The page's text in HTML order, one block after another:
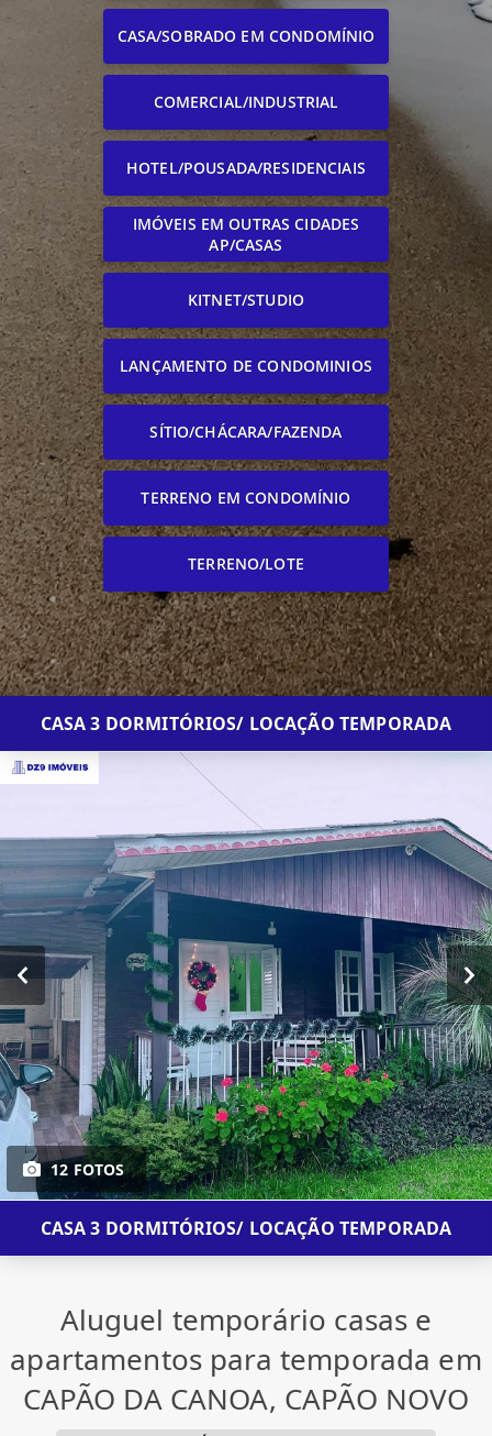
CASA/SOBRADO EM CONDOMÍNIO
COMERCIAL/INDUSTRIAL
HOTEL/POUSADA/RESIDENCIAIS
IMÓVEIS EM OUTRAS CIDADES
AP/CASAS
KITNET/STUDIO
LANÇAMENTO DE CONDOMINIOS
SÍTIO/CHÁCARA/FAZENDA
TERRENO EM CONDOMÍNIO
TERRENO/LOTE
CASA 3 DORMITÓRIOS/ LOCAÇÃO TEMPORADA
12 FOTOS
CASA 3 DORMITÓRIOS/ LOCAÇÃO TEMPORADA
Aluguel temporário casas e
apartamentos para temporada em
CAPÃO DA CANOA, CAPÃO NOVO